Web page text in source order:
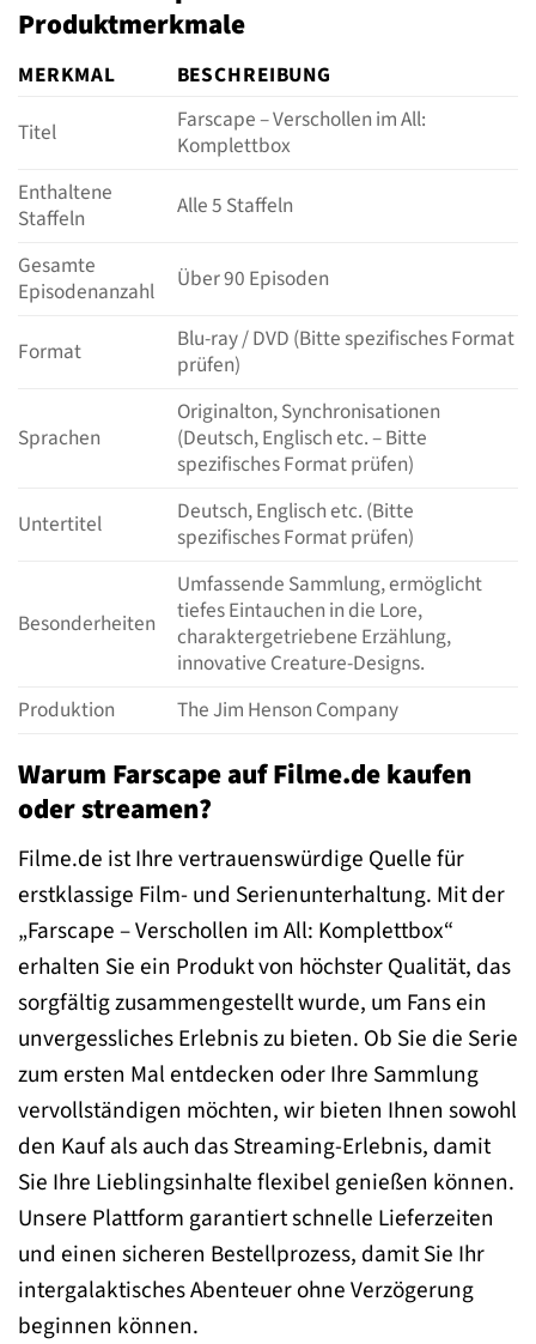
Produktmerkmale
MERKMAL
BESCHREIBUNG
Titel
Farscape – Verschollen im All:
Komplettbox
Enthaltene
Staffeln
Alle 5 Staffeln
Gesamte
Episodenanzahl
Über 90 Episoden
Format
Blu-ray / DVD (Bitte spezifisches Format
prüfen)
Sprachen
Originalton, Synchronisationen
(Deutsch, Englisch etc. – Bitte
spezifisches Format prüfen)
Untertitel
Deutsch, Englisch etc. (Bitte
spezifisches Format prüfen)
Besonderheiten
Umfassende Sammlung, ermöglicht
tiefes Eintauchen in die Lore,
charaktergetriebene Erzählung,
innovative Creature-Designs.
Produktion
The Jim Henson Company
Warum Farscape auf Filme.de kaufen
oder streamen?
Filme.de ist Ihre vertrauenswürdige Quelle für
erstklassige Film- und Serienunterhaltung. Mit der
„Farscape – Verschollen im All: Komplettbox“
erhalten Sie ein Produkt von höchster Qualität, das
sorgfältig zusammengestellt wurde, um Fans ein
unvergessliches Erlebnis zu bieten. Ob Sie die Serie
zum ersten Mal entdecken oder Ihre Sammlung
vervollständigen möchten, wir bieten Ihnen sowohl
den Kauf als auch das Streaming-Erlebnis, damit
Sie Ihre Lieblingsinhalte flexibel genießen können.
Unsere Plattform garantiert schnelle Lieferzeiten
und einen sicheren Bestellprozess, damit Sie Ihr
intergalaktisches Abenteuer ohne Verzögerung
beginnen können.